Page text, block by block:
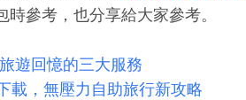
參考，也分享給大家參考。
遊回憶的三大服務
載，無壓力自助旅行新攻略